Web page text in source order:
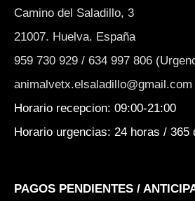
Camino del Saladillo, 3
21007. Huelva. España
959 730 929 / 634 997 806
animalvetx.elsaladillo@gmail.com
Horario recepcion: 09:00-21:00
Horario urgencias: 24 horas / 365
PAGOS PENDIENTES /